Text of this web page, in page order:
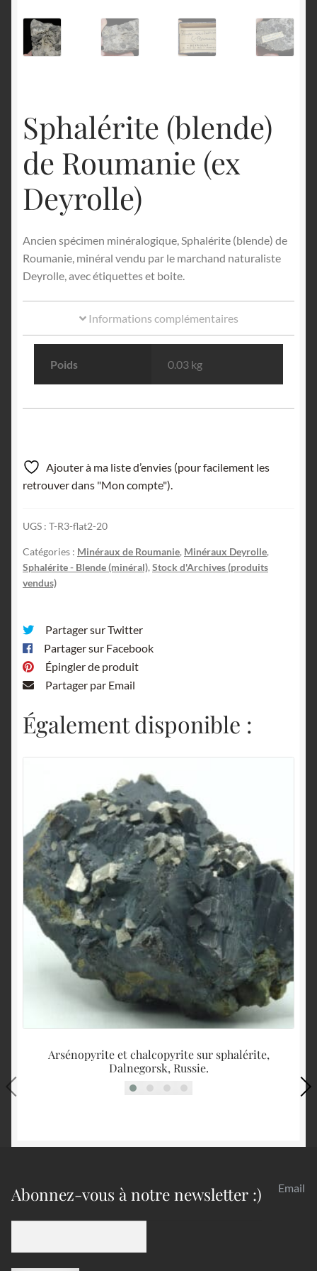
Sphalérite (blende)
de Roumanie (ex
Deyrolle)
Ancien spécimen minéralogique, Sphalérite (blende) de
Roumanie, minéral vendu par le marchand naturaliste
Deyrolle, avec étiquettes et boite.
Informations complémentaires
Poids 0.03 kg
Ajouter à ma liste d’envies (pour facilement les
retrouver dans "Mon compte").
UGS : T-R3-flat2-20
Catégories : Minéraux de Roumanie, Minéraux Deyrolle,
Sphalérite - Blende (minéral), Stock d'Archives (produits
vendus)
Partager sur Twitter
Partager sur Facebook
Épingler de produit
Partager par Email
Également disponible :
Arsénopyrite et chalcopyrite sur sphalérite,
Dalnegorsk, Russie.
Abonnez-vous à notre newsletter :) Email